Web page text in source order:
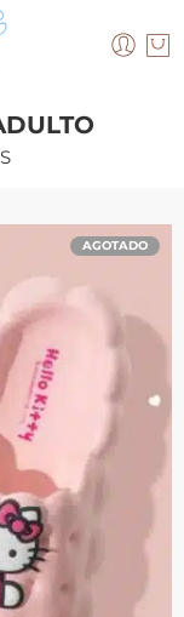
AGOTADO